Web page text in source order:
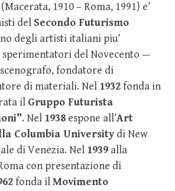
1910 – Roma, 1991) e’
del Secondo Futurismo
degli artisti italiani piu’
sperimentatori del Novecento —
fondatore di
di materiali. Nel 1932fonda in
il Gruppo Futurista
. Nel 1938 espone all’Art
Columbia University di New
di Venezia. Nel 1939 alla
con presentazione di
fonda ilMovimento